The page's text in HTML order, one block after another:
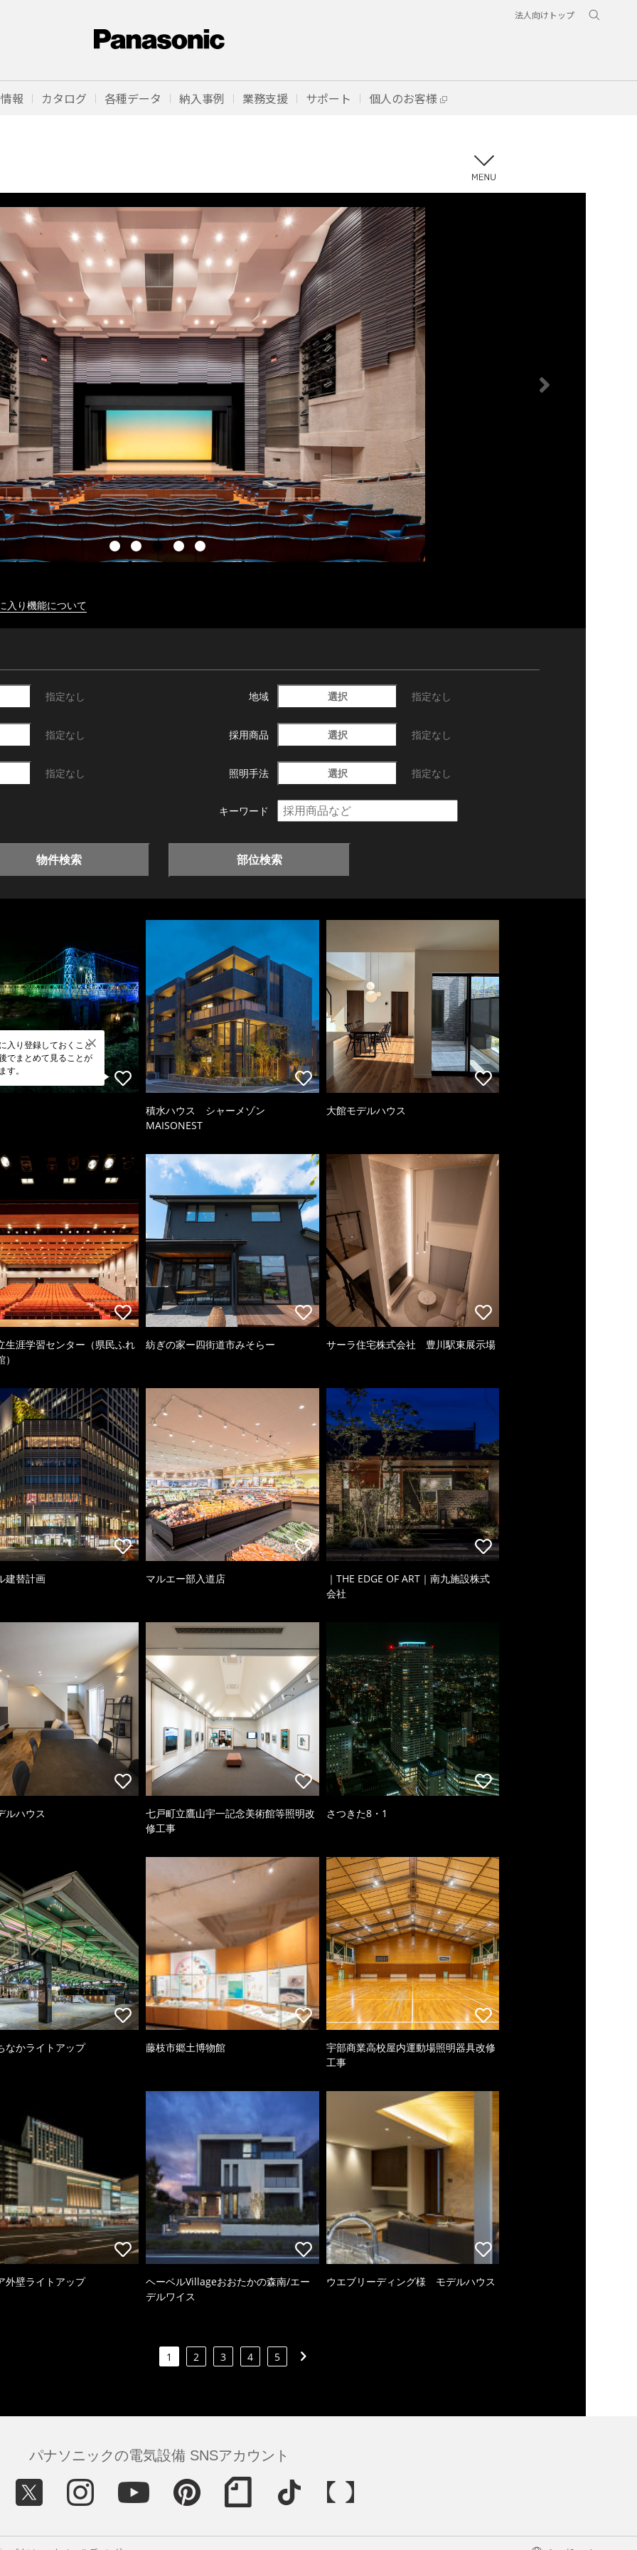
法人向けトップ
報 カタログ 各種データ 納入事例 業務支援 サポート 個人のお客様
入り機能について
指定なし 地域 選択 指定なし
指定なし 採用商品 選択 指定なし
指定なし 照明手法 選択 指定なし
キーワード
物件検索 部位検索
入り登録しておくこと
でまとめて見ることが
す。
積水ハウス シャーメゾン
MAISONEST
大館モデルハウス
生涯学習センター（県民ふれ
紡ぎの家ー四街道市みそらー サーラ住宅株式会社 豊川駅東展示場
建替計画 マルエー部入道店
｜THE EDGE OF ART｜南九施設株式
会社
ルハウス
七戸町立鷹山宇一記念美術館等照明改
修工事
さつきた8・1
なかライトアップ 藤枝市郷土博物館
宇部商業高校屋内運動場照明器具改修
工事
外壁ライトアップ
ヘーベルVillageおおたかの森南/エー
デルワイス
ウエブリーディング様 モデルハウス
1 2 3 4 5
パナソニックの電気設備 SNSアカウント